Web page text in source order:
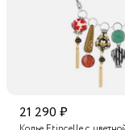
21 290 ₽